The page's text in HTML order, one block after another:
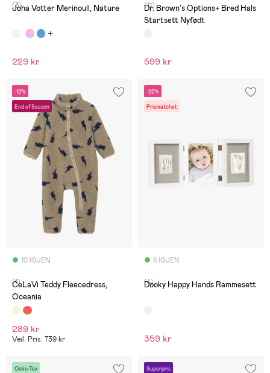
(3)
Joha Votter Merinoull, Nature
229 kr
(11)
Dr. Brown's Options+ Bred Hals
Startsett Nyfødt
599 kr
-12%
End of Season
10 IGJEN
(1)
CeLaVi Teddy Fleecedress,
Oceania
289 kr
Veil. Pris: 739 kr
-22%
Prismatchet
8 IGJEN
(4)
Dooky Happy Hands Rammesett
359 kr
Oeko-Tex Superpris